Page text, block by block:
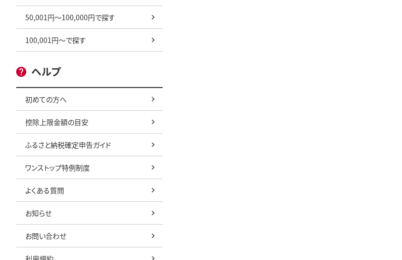
50,001円～100,000円で探す
100,001円～で探す
ヘルプ
初めての方へ
控除上限金額の目安
ふるさと納税確定申告ガイド
ワンストップ特例制度
よくある質問
お知らせ
お問い合わせ